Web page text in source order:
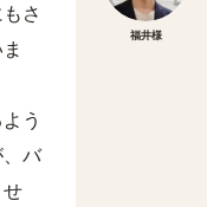
福井様
さ
う
バ